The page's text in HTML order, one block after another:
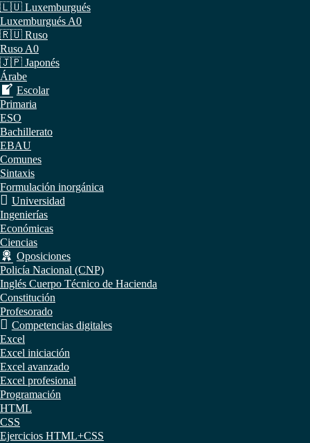
🇱🇺 Luxemburgués
Luxemburgués A0
🇷🇺 Ruso
Ruso A0
🇯🇵 Japonés
Árabe
Escolar
Primaria
ESO
Bachillerato
EBAU
Comunes
Sintaxis
Formulación inorgánica
Universidad
Ingenierías
Económicas
Ciencias
Oposiciones
Policía Nacional (CNP)
Inglés Cuerpo Técnico de Hacienda
Constitución
Profesorado
Competencias digitales
Excel
Excel iniciación
Excel avanzado
Excel profesional
Programación
HTML
CSS
Ejercicios HTML+CSS